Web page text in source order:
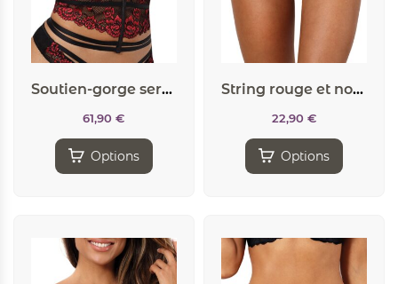
Soutien-gorge serre-taille V-10037 – Axami
61,90 €
Options
String rouge et noir V-10048 – Axami
22,90 €
Options